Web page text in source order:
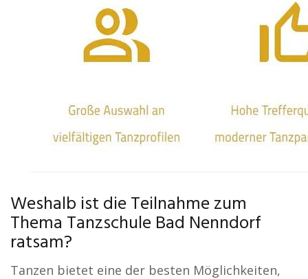
Weshalb ist die Teilnahme zum
Thema Tanzschule Bad Nenndorf
ratsam?
Tanzen bietet eine der besten Möglichkeiten,